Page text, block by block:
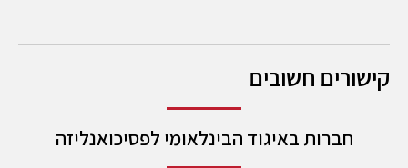
קישורים חשובים
חברות באיגוד הבינלאומי לפסיכואנליזה